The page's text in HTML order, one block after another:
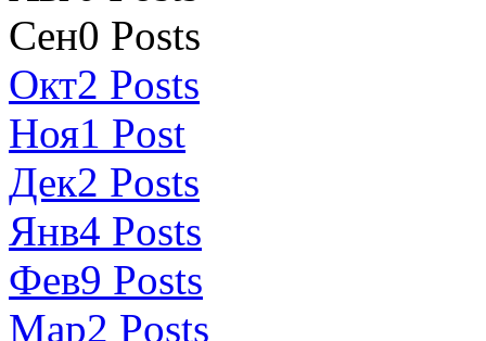
Сен0 Posts
Окт2 Posts
Ноя1 Post
Дек2 Posts
Янв4 Posts
Фев9 Posts
Мар2 Posts